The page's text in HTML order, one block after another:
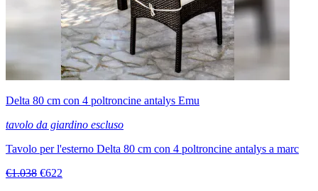
Delta 80 cm con 4 poltroncine antalys Emu
tavolo da giardino escluso
Tavolo per l'esterno Delta 80 cm con 4 poltroncine antalys a marc
€1.038 €622